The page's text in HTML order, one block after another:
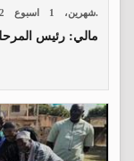
مالي: رئيس المرحلة الانتقالية يؤدي صلاة العيد